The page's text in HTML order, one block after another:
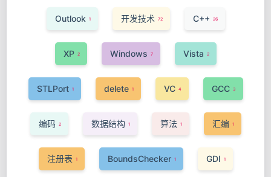
Outlook 1 开发技术 72 C++ 26
XP 2 Windows 7 Vista 2
STLPort 1 delete 1 VC 4 GCC 3
编码 2 数据结构 1 算法 1 汇编 1
注册表 1 BoundsChecker 1 GDI 1